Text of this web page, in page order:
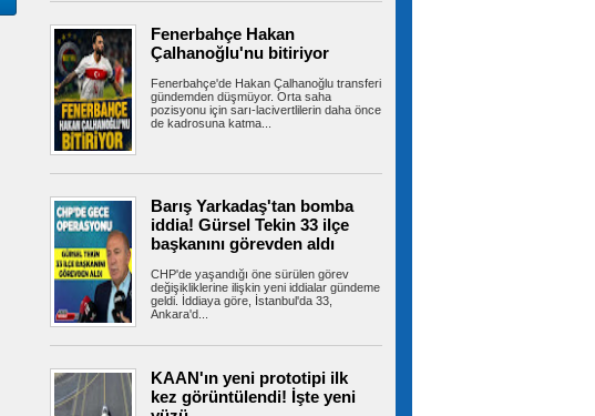
Kuzey Marmara Otoyolu’nda
lastik yüklü tırda çıkan yangın tarım arazisine
sıçradı
Kuzey Marmara Otoyolu’nun Çatalca Nakkaş
mevkiinde seyir halindeki otomobil...
Öztekin’den Sivas, Giresun ve Gümüşhane’de
gönül buluşmaları
Kağıthane Belediye Başkanı Mevlüt Öztekin,
Anadolu ziyaretleri kapsamında...
15 Temmuz hain darbe girişiminde Muğla'nın
Marmaris ilçesinde Cumhurbaşkanı...
Fenerbahçe Hakan
Çalhanoğlu'nu bitiriyor
Fenerbahçe'de Hakan Çalhanoğlu transferi
gündemden düşmüyor. Orta saha
pozisyonu için sarı-lacivertlilerin daha önce
de kadrosuna katma...
Barış Yarkadaş'tan bomba
iddia! Gürsel Tekin 33 ilçe
başkanını görevden aldı
CHP'de yaşandığı öne sürülen görev
değişikliklerine ilişkin yeni iddialar gündeme
geldi. İddiaya göre, İstanbul'da 33,
Ankara'd...
KAAN'ın yeni prototipi ilk
kez görüntülendi! İşte yeni